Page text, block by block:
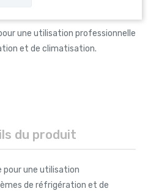
une utilisation professionnelle
et de climatisation.
du produit
pour une utilisation
de réfrigération et de